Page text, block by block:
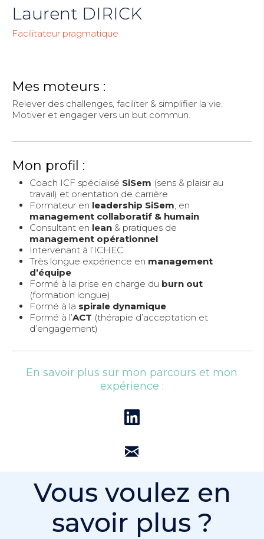
Laurent DIRICK
Facilitateur pragmatique
Mes moteurs :
Relever des challenges, faciliter & simplifier la vie.
Motiver et engager vers un but commun.
Mon profil :
Coach ICF spécialisé SiSem (sens & plaisir au
travail) et orientation de carrière
Formateur en leadership SiSem, en
management collaboratif & humain
Consultant en lean & pratiques de
management opérationnel
Intervenant à l’ICHEC
Très longue expérience en management
d’équipe
Formé à la prise en charge du burn out
(formation longue)
Formé à la spirale dynamique
Formé à l’ACT (thérapie d’acceptation et
d’engagement)
En savoir plus sur mon parcours et mon
expérience :
Vous voulez en
savoir plus ?